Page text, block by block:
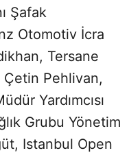
Şafak
Otomotiv İcra
Tersane
Pehlivan,
Yardımcısı
Grubu Yönetim
Istanbul Open